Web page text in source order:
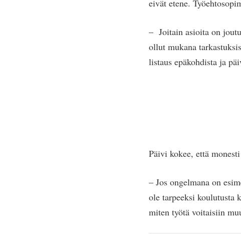
eivät etene.
– Joitain asioita on
ollut mukana
listaus epäkohdista ja
Päivi kokee, että
– Jos ongelmana on
ole tarpeeksi koulutusta
miten työtä voitaisiin